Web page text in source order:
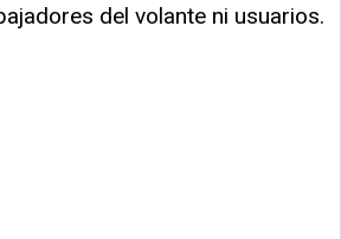
del volante ni usuarios.